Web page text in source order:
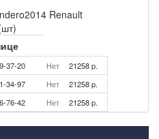
Renault
37-20 Нет
21258 p.
34-97 Нет
21258 p.
76-42 Нет 21258 p.